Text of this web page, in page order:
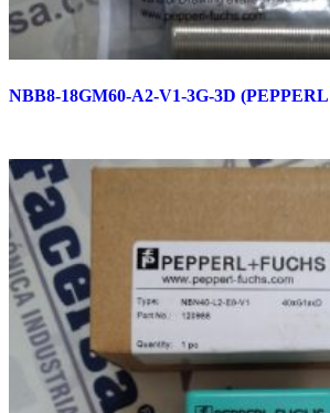
NBB8-18GM60-A2-V1-3G-3D